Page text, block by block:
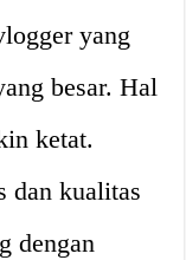
yang
besar. Hal
ketat.
dan kualitas
dengan